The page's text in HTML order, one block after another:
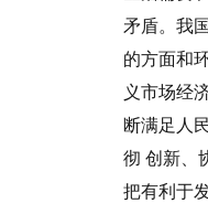
矛盾。我
的方面和
义市场经
断满足人
彻 创新、
把有利于